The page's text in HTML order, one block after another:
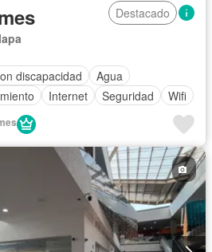
Destacado
discapacidad
Agua
Internet Seguridad Wifi